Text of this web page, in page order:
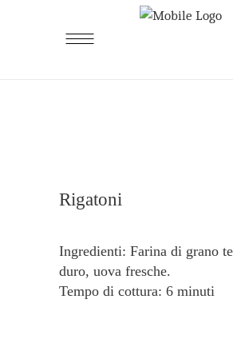
Rigatoni
Ingredienti: Farina di grano
duro, uova fresche.
Tempo di cottura: 6 minuti